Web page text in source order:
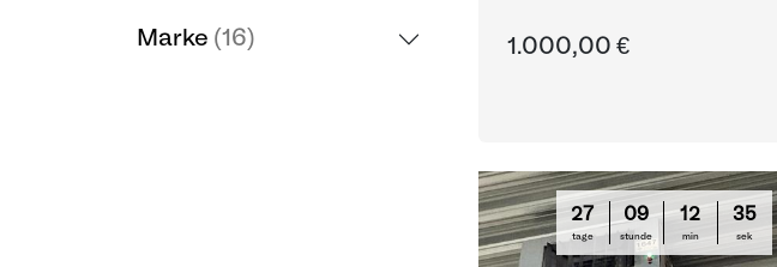
Marke (16) 1.000,00 €
27
tage
09
stunde
12
min
33
sek